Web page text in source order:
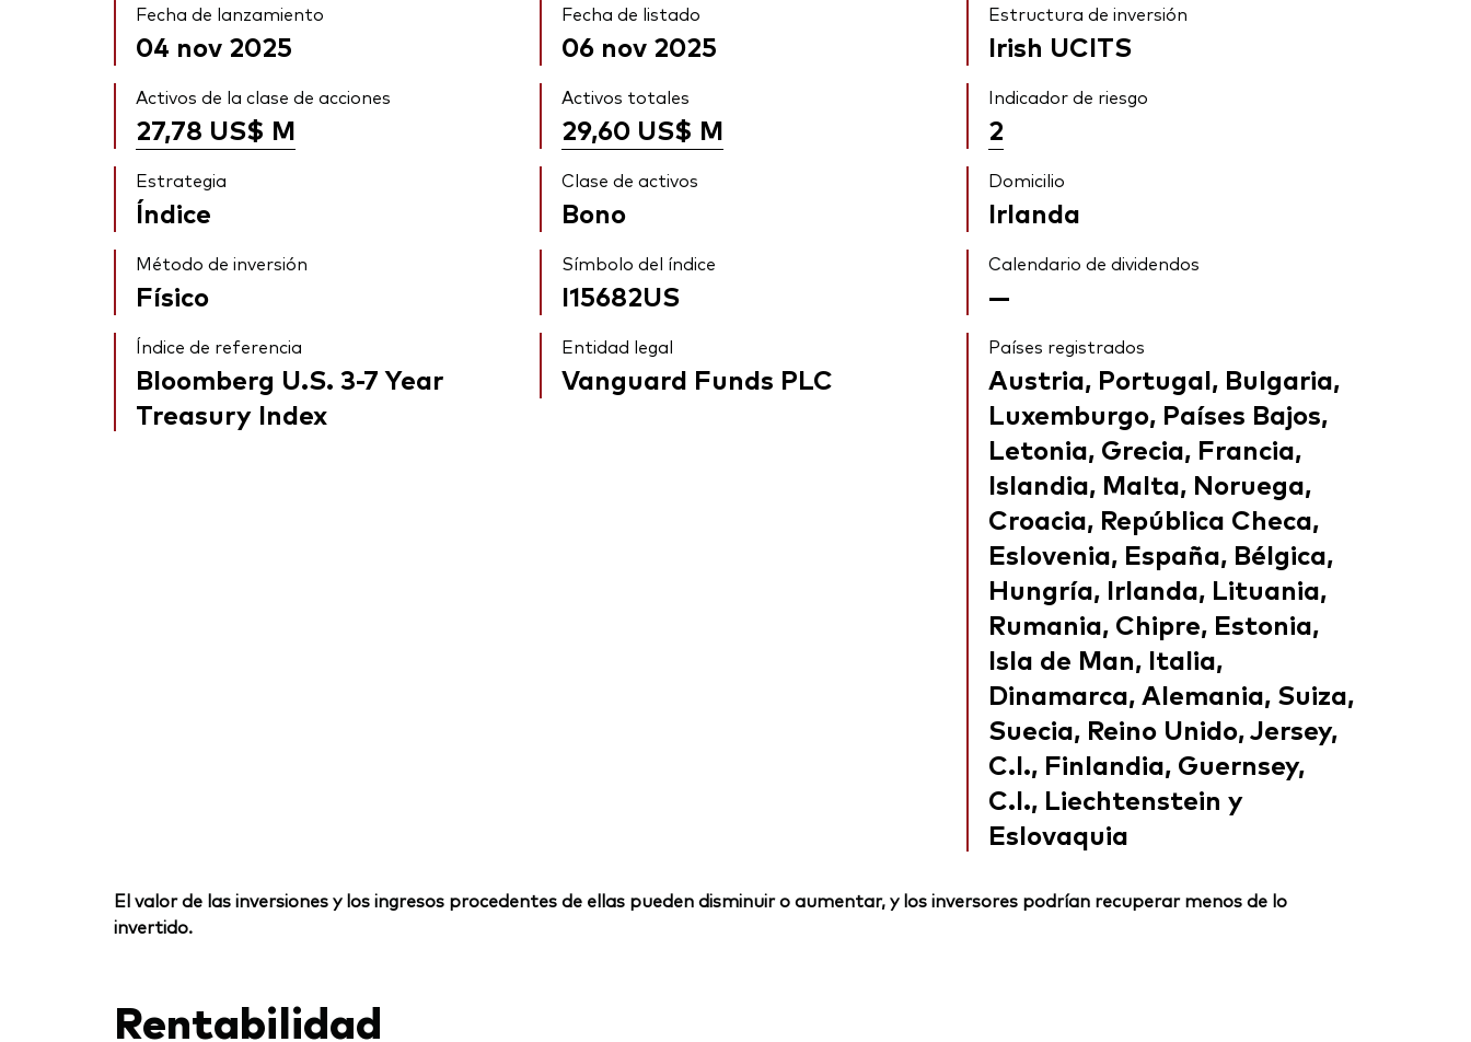
Fecha de lanzamiento
04 nov 2025
Fecha de listado
06 nov 2025
Estructura de inversión
Irish UCITS
Activos de la clase de acciones
27,78 US$ M
Activos totales
29,60 US$ M
Indicador de riesgo
2
Estrategia
Índice
Clase de activos
Bono
Domicilio
Irlanda
Método de inversión
Físico
Símbolo del índice
I15682US
Calendario de dividendos
—
Índice de referencia
Bloomberg U.S. 3-7 Year
Treasury Index
Entidad legal
Vanguard Funds PLC
Países registrados
Austria, Portugal, Bulgaria,
Luxemburgo, Países Bajos,
Letonia, Grecia, Francia,
Islandia, Malta, Noruega,
Croacia, República Checa,
Eslovenia, España, Bélgica,
Hungría, Irlanda, Lituania,
Rumania, Chipre, Estonia,
Isla de Man, Italia,
Dinamarca, Alemania, Suiza,
Suecia, Reino Unido, Jersey,
C.I., Finlandia, Guernsey,
C.I., Liechtenstein y
Eslovaquia
El valor de las inversiones y los ingresos procedentes de ellas pueden disminuir o aumentar, y los inversores podrían recuperar menos de lo
invertido.
Rentabilidad